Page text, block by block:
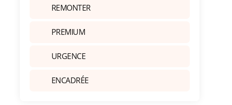
REMONTER
PREMIUM
URGENCE
ENCADRÉE